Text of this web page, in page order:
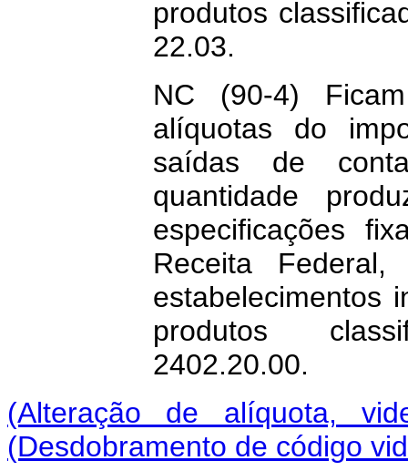
produtos
22.03.
NC (90-4)
alíquotas do
saídas de
quantidade
especificações
Receita
estabelecimentos
produtos
2402.20.00.
(Alteração de alíquota,
(Desdobramento de código